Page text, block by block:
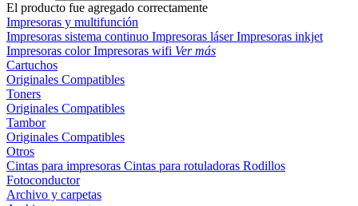
El producto fue agregado correctamente
Impresoras y multifunción
Impresoras sistema continuo Impresoras láserImpresoras inkjet
Impresoras colorImpresoras wifi Ver más
Cartuchos
Originales Compatibles
Toners
Originales Compatibles
Tambor
Originales Compatibles
Otros
Cintas para impresoras Cintas para rotuladoras Rodillos
Fotoconductor
Archivo y carpetas